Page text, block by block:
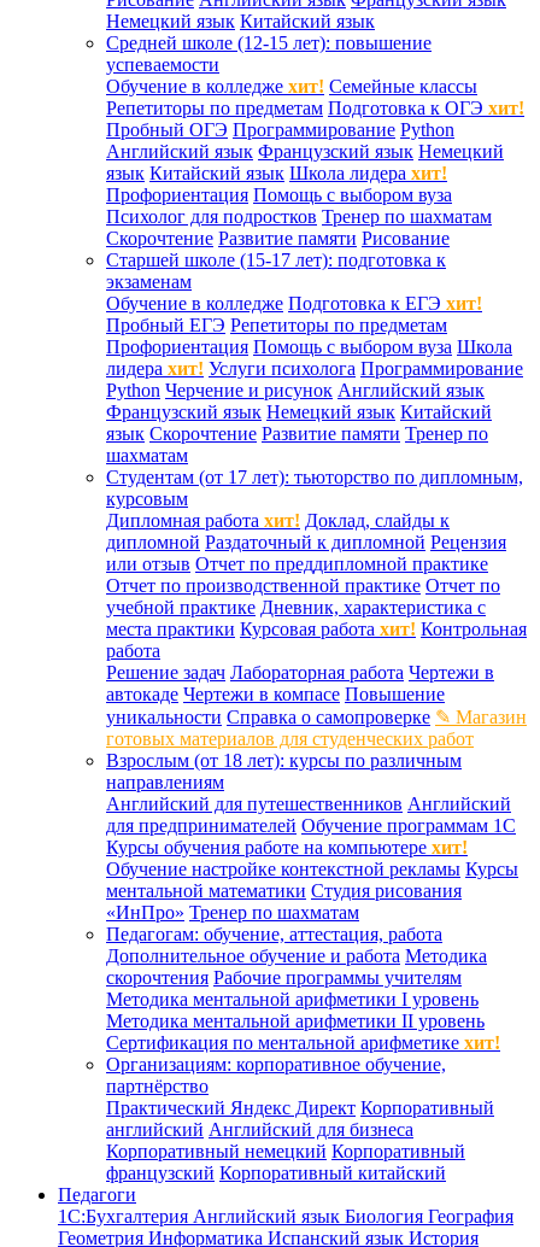
Немецкий язык Китайский язык
Средней школе (12-15 лет): повышение
успеваемости
Обучение в колледже хит! Семейные классы
Репетиторы по предметам Подготовка к ОГЭ хит!
Пробный ОГЭ Программирование Python
Английский язык Французский язык Немецкий
язык Китайский язык Школа лидера хит!
Профориентация Помощь с выбором вуза
Психолог для подростков Тренер по шахматам
Скорочтение Развитие памяти Рисование
Старшей школе (15-17 лет): подготовка к
экзаменам
Обучение в колледже Подготовка к ЕГЭ хит!
Пробный ЕГЭ Репетиторы по предметам
Профориентация Помощь с выбором вуза Школа
лидера хит! Услуги психолога Программирование
Python Черчение и рисунок Английский язык
Французский язык Немецкий язык Китайский
язык Скорочтение Развитие памяти Тренер по
шахматам
Студентам (от 17 лет): тьюторство по дипломным,
курсовым
Дипломная работа хит! Доклад, слайды к
дипломной Раздаточный к дипломной Рецензия
или отзыв Отчет по преддипломной практике
Отчет по производственной практике Отчет по
учебной практике Дневник, характеристика с
места практики Курсовая работа хит! Контрольная
работа
Решение задач Лабораторная работа Чертежи в
автокаде Чертежи в компасе Повышение
уникальности Справка о самопроверке ✎ Магазин
готовых материалов для студенческих работ
Взрослым (от 18 лет): курсы по различным
направлениям
Английский для путешественников Английский
для предпринимателей Обучение программам 1С
Курсы обучения работе на компьютере хит!
Обучение настройке контекстной рекламы Курсы
ментальной математики Студия рисования
«ИнПро» Тренер по шахматам
Педагогам: обучение, аттестация, работа
Дополнительное обучение и работа Методика
скорочтения Рабочие программы учителям
Методика ментальной арифметики I уровень
Методика ментальной арифметики II уровень
Сертификация по ментальной арифметике хит!
Организациям: корпоративное обучение,
партнёрство
Практический Яндекс Директ Корпоративный
английский Английский для бизнеса
Корпоративный немецкий Корпоративный
французский Корпоративный китайский
Педагоги
1С:Бухгалтерия Английский язык Биология География
Геометрия Информатика Испанский язык История